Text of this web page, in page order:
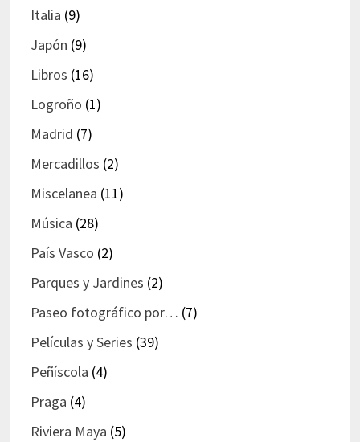
Italia (9)
Japón (9)
Libros (16)
Logroño (1)
Madrid (7)
Mercadillos (2)
Miscelanea (11)
Música (28)
País Vasco (2)
Parques y Jardines (2)
Paseo fotográfico por… (7)
Películas y Series (39)
Peñíscola (4)
Praga (4)
Riviera Maya (5)